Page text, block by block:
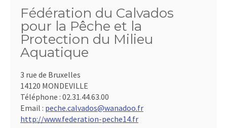
Fédération du Calvados
pour la Pêche et la
Protection du Milieu
Aquatique
3 rue de Bruxelles
14120 MONDEVILLE
Téléphone : 02.31.44.63.00
Email : peche.calvados@wanadoo.fr
http://www.federation-peche14.fr